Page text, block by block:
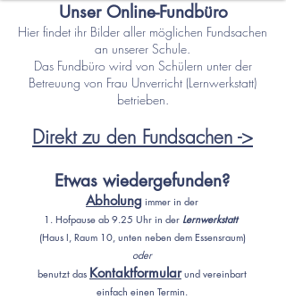
Unser Online-Fundbüro
Hier findet ihr Bilder aller möglichen Fundsachen
an unserer Schule.
Das Fundbüro wird von Schülern unter der
Betreuung von Frau Unverricht (Lernwerkstatt)
betrieben.
Direkt zu den Fundsachen ->
Etwas wiedergefunden?
Abholung immer in der
1. Hofpause ab 9.25 Uhr in der Lernwerkstatt
(Haus I, Raum 10, unten neben dem Essensraum)
oder
benutzt das Kontaktformularund vereinbart
einfach einen Termin.